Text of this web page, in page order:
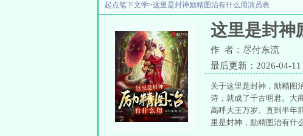
起点笔下文学>这里是封神励精图治有什么用演员表
这里是封神
作 者：尽付东流
最后更新：2026-04-11
关于这里是封神，励精图
诗，就成了千古明君。大
高呼大王万岁。直到半年
里是封神，励精图治有什